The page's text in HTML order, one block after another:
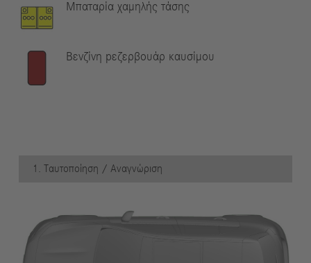
Μπαταρία χαμηλής τάσης
Βενζίνη pεζερβουάρ καυσίμου
1. Ταυτοποίηση / Αναγνώριση